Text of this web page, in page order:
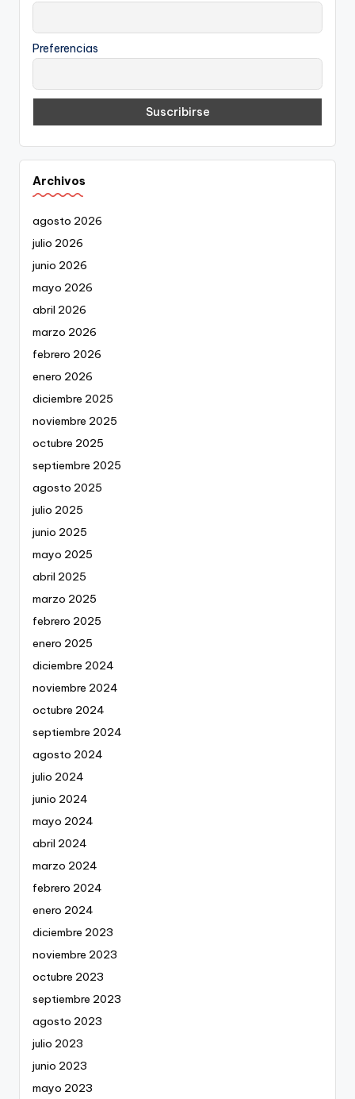
Preferencias
Archivos
agosto 2026
julio 2026
junio 2026
mayo 2026
abril 2026
marzo 2026
febrero 2026
enero 2026
diciembre 2025
noviembre 2025
octubre 2025
septiembre 2025
agosto 2025
julio 2025
junio 2025
mayo 2025
abril 2025
marzo 2025
febrero 2025
enero 2025
diciembre 2024
noviembre 2024
octubre 2024
septiembre 2024
agosto 2024
julio 2024
junio 2024
mayo 2024
abril 2024
marzo 2024
febrero 2024
enero 2024
diciembre 2023
noviembre 2023
octubre 2023
septiembre 2023
agosto 2023
julio 2023
junio 2023
mayo 2023